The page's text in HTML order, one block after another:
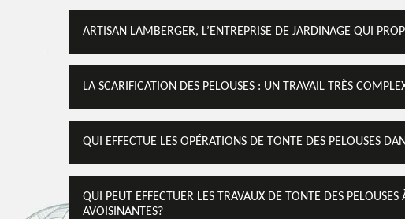
ARTISAN LAMBERGER, L’ENTREPRISE DE JARDINAGE QUI
LA SCARIFICATION DES PELOUSES : UN TRAVAIL TRÈS
QUI EFFECTUE LES OPÉRATIONS DE TONTE DES PELOUSES
QUI PEUT EFFECTUER LES TRAVAUX DE TONTE DES
AVOISINANTES?